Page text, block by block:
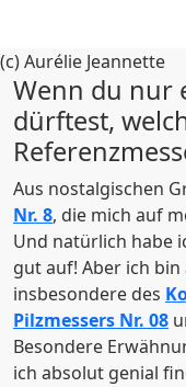
(c) Aurélie Jeannette
Wenn du nur
dürftest,
Aus nostalgischen
Nr. 8, die mich auf
Und natürlich habe
gut auf! Aber ich
insbesondere des
Pilzmessers Nr. 08
Besondere
ich absolut genial